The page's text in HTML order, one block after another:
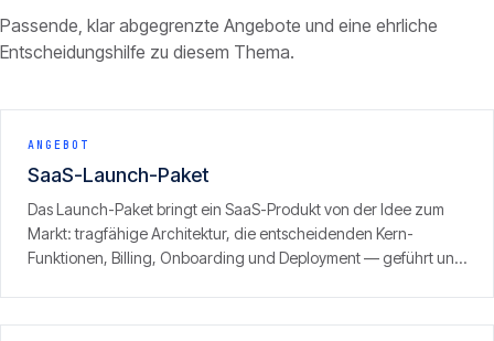
Passende, klar abgegrenzte Angebote und eine ehrliche
Entscheidungshilfe zu diesem Thema.
ANGEBOT
SaaS-Launch-Paket
Das Launch-Paket bringt ein SaaS-Produkt von der Idee zum
Markt: tragfähige Architektur, die entscheidenden Kern-
Funktionen, Billing, Onboarding und Deployment — geführt und
Umsatz erzeugen kann.